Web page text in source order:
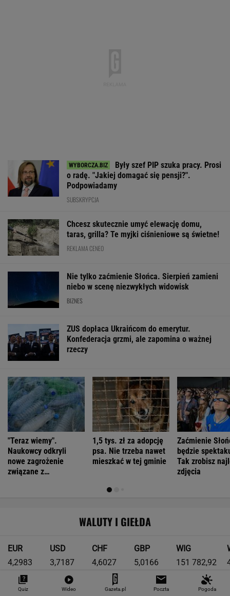
Były szef PIP szuka pracy. Prosi
o radę. "Jakiej domagać się pensji?".
Podpowiadamy
SUBSKRYPCJA
Chcesz skutecznie umyć elewację domu,
taras, grilla? Te myjki ciśnieniowe są świetne!
REKLAMA CENEO
Nie tylko zaćmienie Słońca. Sierpień zamieni
niebo w scenę niezwykłych widowisk
BIZNES
ZUS dopłaca Ukraińcom do emerytur.
Konfederacja grzmi, ale zapomina o ważnej
rzeczy
"Teraz wiemy".
Naukowcy odkryli
nowe zagrożenie
związane z
1,5 tys. zł za adopcję
psa. Nie trzeba nawet
mieszkać w tej gminie
Zaćmienie
będzie
Tak zrobisz
zdjęcia
WALUTY I GIEŁDA
EUR
4,2983
-0,09%
USD
3,7187
-0,41%
CHF
4,6027
0,15%
GBP
5,0166
-0,13%
WIG
151 782,92
Quiz Wideo Gazeta.pl Poczta Pogoda